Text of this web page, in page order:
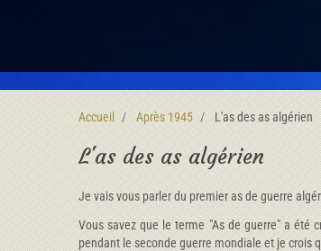
Accueil Après 1945 L'as des as algérien
L'as des as algérien
Je vais vous parler du premier as de guerre
Vous savez que le terme "As de guerre" a été
pendant le seconde guerre mondiale et je crois